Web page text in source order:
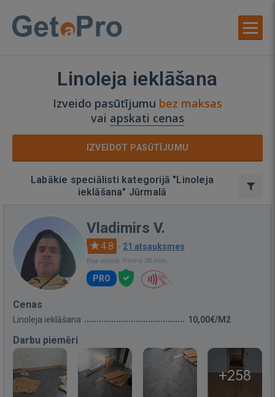
Linoleja ieklāšana
Izveido pasūtījumu bez maksas
vai apskati cenas
IZVEIDOT PASŪTĪJUMU
Labākie speciālisti kategorijā "Linoleja
ieklāšana" Jūrmalā
Vladimirs V.
4.8 · 21 atsauksmes
Bija vietnē: Pirms 38 min.
PRO
Cenas
Linoleja ieklāšana 10,00€/M2
Darbu piemēri
+258